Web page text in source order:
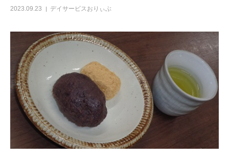
2023.09.23 デイサービスおりぃぶ
よくある質問
法人概要